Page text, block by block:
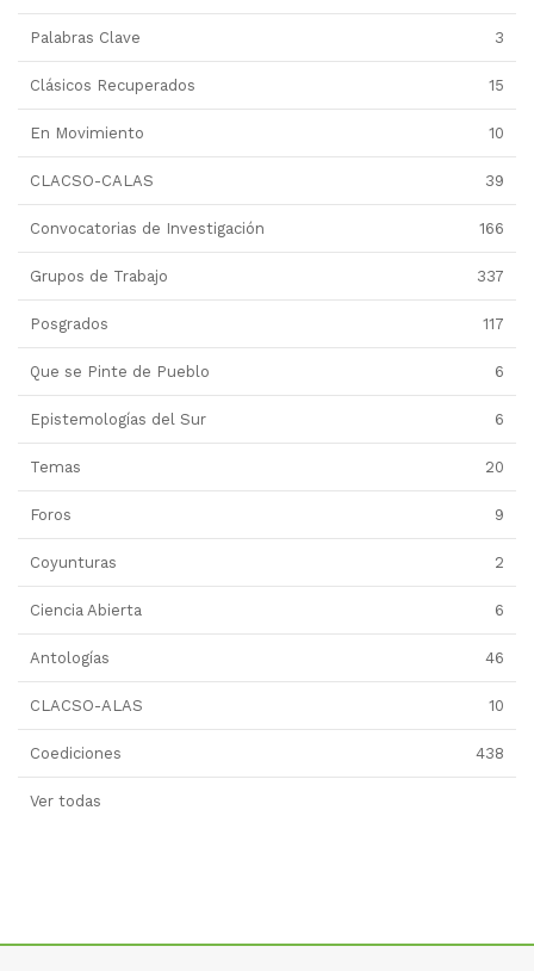
Palabras Clave 3
Clásicos Recuperados 15
En Movimiento 10
CLACSO-CALAS 39
Convocatorias de Investigación 166
Grupos de Trabajo 337
Posgrados 117
Que se Pinte de Pueblo 6
Epistemologías del Sur 6
Temas 20
Foros 9
Coyunturas 2
Ciencia Abierta 6
Antologías 46
CLACSO-ALAS 10
Coediciones 438
Ver todas